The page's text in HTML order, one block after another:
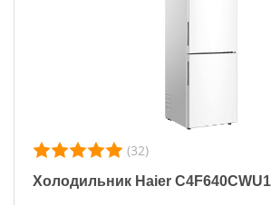
(32)
Холодильник Haier C4F640CWU1